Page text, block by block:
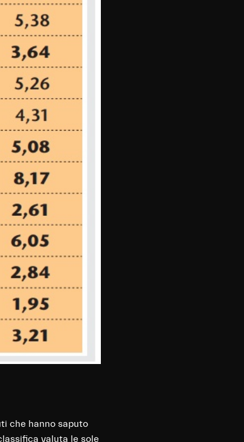
che hanno saputo
valuta le sole